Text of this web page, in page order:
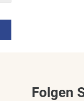
Folgen